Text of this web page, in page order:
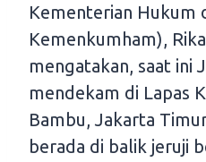
Kementerian Hukum
Kemenkumham),
mengatakan, saat ini
mendekam di Lapas
Bambu, Jakarta
berada di balik jeruji